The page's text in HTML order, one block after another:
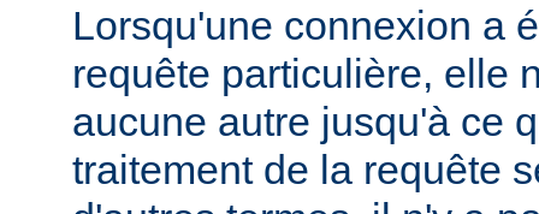
Lorsqu'une connexion a
requête particulière, elle
aucune autre jusqu'à ce
traitement de la requête